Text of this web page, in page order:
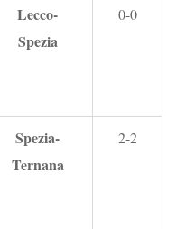
Lecco-
Spezia
0-0
Spezia-
Ternana
2-2